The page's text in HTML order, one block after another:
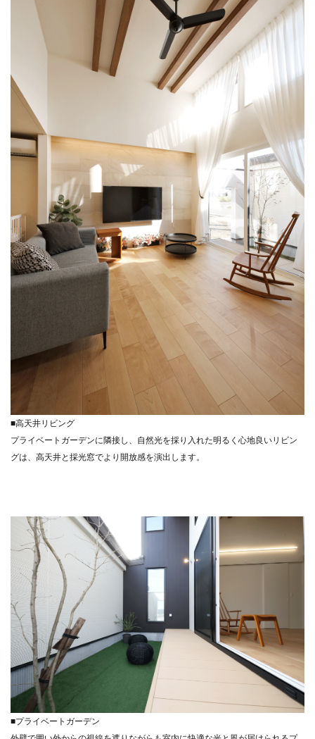
■高天井リビング
プライベートガーデンに隣接し、自然光を採り入れた明るく心地良いリビン
グは、高天井と採光窓でより開放感を演出します。
■プライベートガーデン